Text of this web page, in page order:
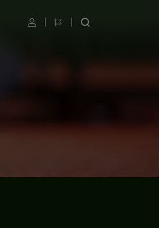
UtilisateurChangerRECHERCHER